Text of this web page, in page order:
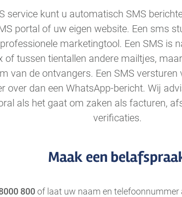
service kunt u automatisch SMS
portal of uw eigen website. Een sms
marketingtool. Een SMS is
of tussen tientallen andere mailtjes,
van de ontvangers. Een SMS
over dan een WhatsApp-bericht. Wij
als het gaat om zaken als facturen,
verificaties.
Maak een
800of laat uw naam en telefoonnummer